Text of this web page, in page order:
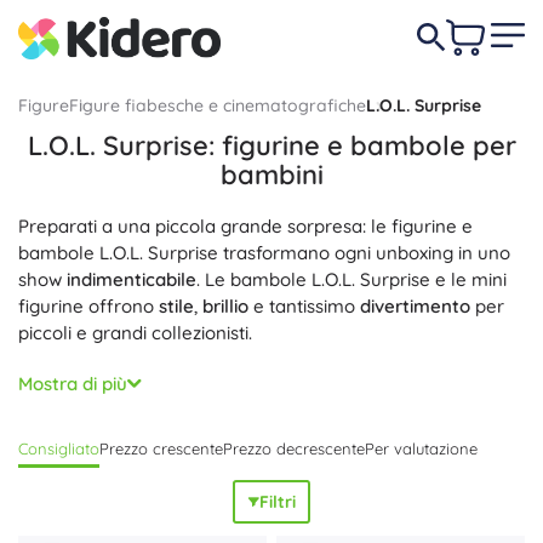
FigureFigure fiabesche e cinematograficheL.O.L. Surprise
L.O.L. Surprise: figurine e bambole per
bambini
Preparati a una piccola grande sorpresa: le figurine e
bambole L.O.L. Surprise trasformano ogni unboxing in uno
show indimenticabile. Le bambole L.O.L. Surprise e le mini
figurine offrono stile, brillio e tantissimo divertimento per
piccoli e grandi collezionisti.
Ogni sfera L.O.L. Surprise nasconde strati di sorprese:
moda, accessori, adesivi e altri segreti per mix & match
colore), edizioni glitter e adorabili animaletti. Le figurine
L.O.L. sono perfette per inventare storie, cambiare outfit ed
esporle in cameretta. Scopri le serie da collezione e le
varie dimensioni (dalle mini alle edizioni più grandi) e crea
Mostra di più
ConsigliatoPrezzo crescentePrezzo decrescentePer valutazione
Filtri